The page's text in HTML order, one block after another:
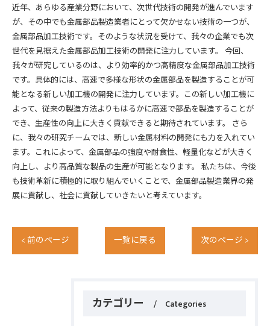
近年、あらゆる産業分野において、次世代技術の開発が進んでいます
が、その中でも金属部品製造業者にとって欠かせない技術の一つが、
金属部品加工技術です。そのような状況を受けて、我々の企業でも次
世代を見据えた金属部品加工技術の開発に注力しています。 今回、
我々が研究しているのは、より効率的かつ高精度な金属部品加工技術
です。具体的には、高速で多様な形状の金属部品を製造することが可
能となる新しい加工機の開発に注力しています。この新しい加工機に
よって、従来の製造方法よりもはるかに高速で部品を製造することが
でき、生産性の向上に大きく貢献できると期待されています。 さら
に、我々の研究チームでは、新しい金属材料の開発にも力を入れてい
ます。これによって、金属部品の強度や耐食性、軽量化などが大きく
向上し、より高品質な製品の生産が可能となります。 私たちは、今後
も技術革新に積極的に取り組んでいくことで、金属部品製造業界の発
展に貢献し、社会に貢献していきたいと考えています。
< 前のページ 一覧に戻る 次のページ >
カテゴリー Categories